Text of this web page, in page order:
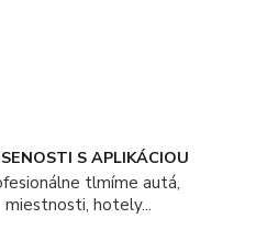
S APLIKÁCIOU
tlmíme autá,
miestnosti, hotely...